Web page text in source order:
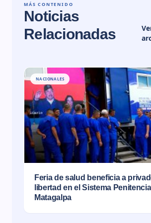
MÁS CONTENIDO
Noticias
Relacionadas
NACIONALES
Feria de salud beneficia a
libertad en el Sistema
Matagalpa